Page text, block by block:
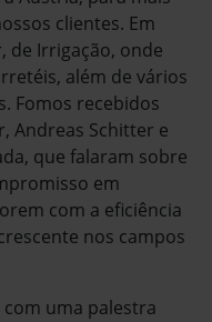
clientes. Em
de Irrigação, onde
além de vários
Fomos recebidos
Andreas Schitter e
que falaram sobre
em
com a eficiência
nos campos
uma palestra